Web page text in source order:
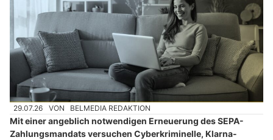
29.07.26 VON BELMEDIA REDAKTION
Mit einer angeblich notwendigen Erneuerung des SEPA-
Zahlungsmandats versuchen Cyberkriminelle, Klarna-